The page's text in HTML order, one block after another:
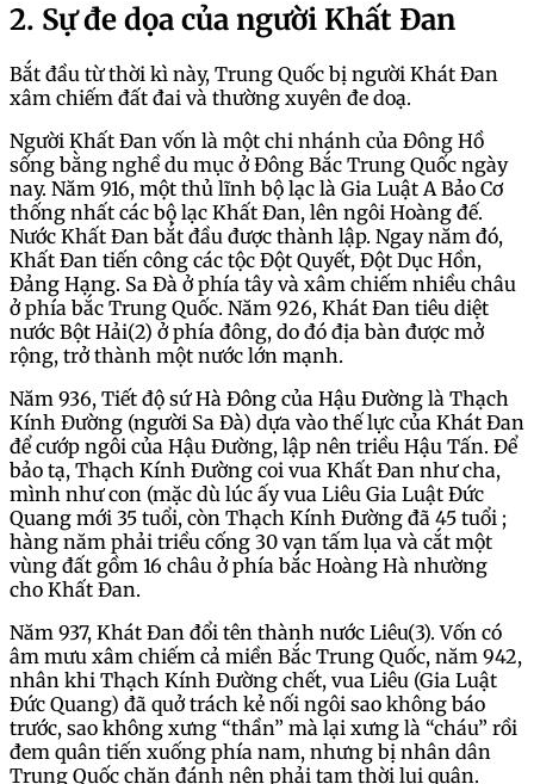
2. Sự đe dọa của người Khất Đan
Bắt đầu từ thời kì này, Trung Quốc bị người Khát Đan
xâm chiếm đất đai và thường xuyên đe doạ.
Người Khất Đan vốn là một chi nhánh của Đông Hồ
sống bằng nghề du mục ở Đông Bắc Trung Quốc ngày
nay. Năm 916, một thủ lĩnh bộ lạc là Gia Luật A Bảo Cơ
thống nhất các bộ lạc Khất Đan, lên ngôi Hoàng đế.
Nước Khất Đan bắt đầu được thành lập. Ngay năm đó,
Khất Đan tiến công các tộc Đột Quyết, Đột Dục Hồn,
Đảng Hạng. Sa Đà ở phía tây và xâm chiếm nhiều châu
ở phía bắc Trung Quốc. Năm 926, Khát Đan tiêu diệt
nước Bột Hải(2) ở phía đông, do đó địa bàn được mở
rộng, trở thành một nước lớn mạnh.
Năm 936, Tiết độ sứ Hà Đông của Hậu Đường là Thạch
Kính Đường (người Sa Đà) dựa vào thế lực của Khát Đan
để cướp ngôi của Hậu Đường, lập nên triều Hậu Tấn. Để
bảo tạ, Thạch Kính Đường coi vua Khất Đan như cha,
mình như con (mặc dù lúc ấy vua Liêu Gia Luật Đức
Quang mới 35 tuổi, còn Thạch Kính Đường đã 45 tuổi ;
hàng năm phải triều cống 30 vạn tấm lụa và cắt một
vùng đất gồm 16 châu ở phía bắc Hoàng Hà nhường
cho Khất Đan.
Năm 937, Khát Đan đổi tên thành nước Liêu(3). Vốn có
âm mưu xâm chiếm cả miền Bắc Trung Quốc, năm 942,
nhân khi Thạch Kính Đường chết, vua Liêu (Gia Luật
Đức Quang) đã quở trách kẻ nối ngôi sao không báo
trước, sao không xưng “thần” mà lại xưng là “cháu” rồi
đem quân tiến xuống phía nam, nhưng bị nhân dân
Trung Quốc chặn đánh nên phải tạm thời lui quân.